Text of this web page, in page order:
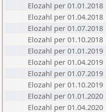
Elozahl per 01.01.2018
Elozahl per 01.04.2018
Elozahl per 01.07.2018
Elozahl per 01.10.2018
Elozahl per 01.01.2019
Elozahl per 01.04.2019
Elozahl per 01.07.2019
Elozahl per 01.10.2019
Elozahl per 01.01.2020
Elozahl per 01.04.2020